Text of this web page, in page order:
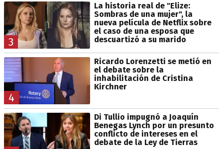
3
La historia real de "Elize:
Sombras de una mujer", la
nueva película de Netflix sobre
el caso de una esposa que
descuartizó a su marido
4
Ricardo Lorenzetti se metió en
el debate sobre la
inhabilitación de Cristina
Kirchner
Di Tullio impugnó a Joaquín
Benegas Lynch por un presunto
conflicto de intereses en el
debate de la Ley de Tierras